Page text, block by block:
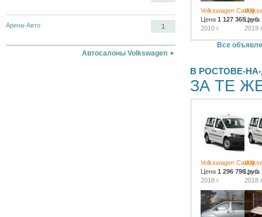
Арена-Авто 1
Автосалоны Volkswagen
Volkswagen Caddy
Цена 1 127 365 руб.
2010 г.
Цена
2019
Все
В РОСТОВЕ-
ЗА ТЕ
Volkswagen Caddy
Цена 1 296 796 руб.
2018 г.
Цена
2018